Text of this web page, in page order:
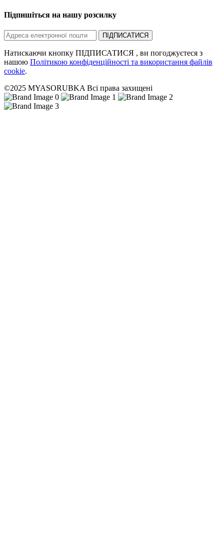
Підпишіться на нашу розсилку
ПІДПИСАТИСЯ
Натискаючи кнопку ПІДПИСАТИСЯ , ви погоджуєтеся з
нашою Політикою конфіденційності та використання файлів
cookie.
©2025 MYASORUBKA Всі права захищені